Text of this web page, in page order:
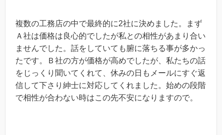
複数の工務店の中で最終的に2社に決めました。まず
Ａ社は価格は良心的でしたが私との相性があまり合い
ませんでした。話をしていても腑に落ちる事が多かっ
たです。Ｂ社の方が価格が高めでしたが、私たちの話
をじっくり聞いてくれて、休みの日もメールにすぐ返
信して下さり紳士に対応してくれました。始めの段階
で相性が合わない時はこの先不安になりますので。